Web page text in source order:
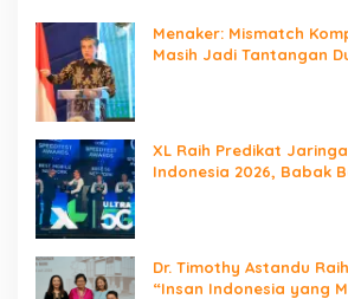
Menaker: Mismatch
Masih Jadi Tantangan
XL Raih Predikat
Indonesia 2026, Babak
Dr. Timothy Astandu
“Insan Indonesia yang